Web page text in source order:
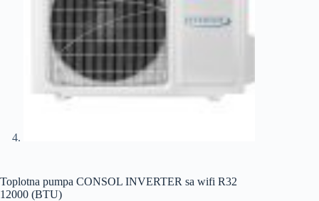
Toplotna pumpa CONSOL INVERTER sa wifi R32
12000 (BTU)